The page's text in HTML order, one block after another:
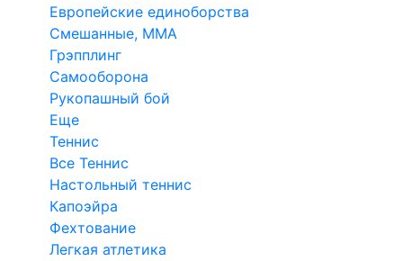
Европейские единоборства
Смешанные, ММА
Грэпплинг
Самооборона
Рукопашный бой
Еще
Теннис
Все Теннис
Настольный теннис
Капоэйра
Фехтование
Легкая атлетика